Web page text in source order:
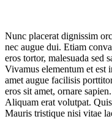
Nunc placerat dignissim
nec augue dui. Etiam
eros tortor, malesuada sed
Vivamus elementum et est
amet augue facilisis
eros sit amet, ornare
Aliquam erat volutpat.
Mauris tristique nisi vitae